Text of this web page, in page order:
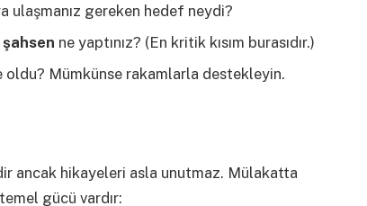
ulaşmanız gereken hedef neydi?
şahsen ne yaptınız? (En kritik kısım burasıdır.)
oldu? Mümkünse rakamlarla destekleyin.
ancak hikayeleri asla unutmaz. Mülakatta
gücü vardır: